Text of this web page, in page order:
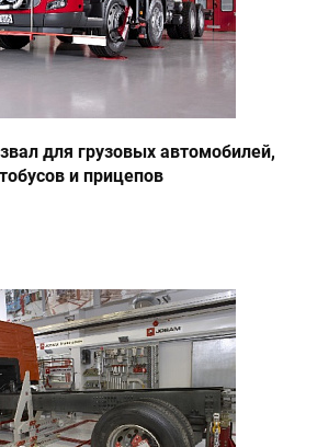
для грузовых автомобилей,
и прицепов